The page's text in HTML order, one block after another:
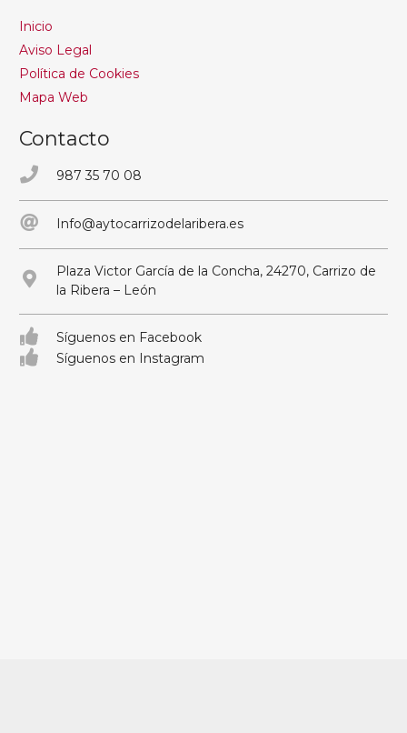
Inicio
Aviso Legal
Política de Cookies
Mapa Web
Contacto
987 35 70 08
Info@aytocarrizodelaribera.es
Plaza Victor García de la Concha, 24270, Carrizo de
la Ribera – León
Síguenos en Facebook
Síguenos en Instagram